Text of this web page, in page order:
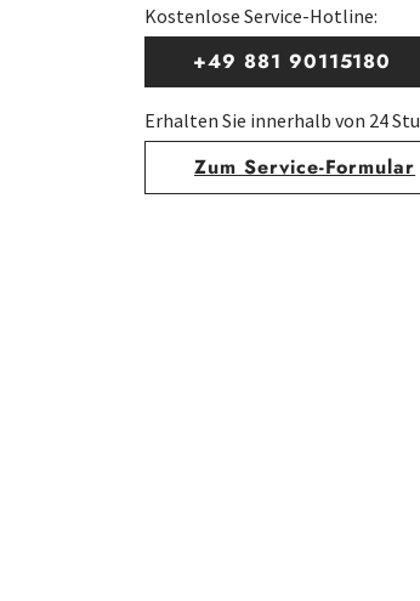
Kostenlose Service-Hotline:
+49 881 90115180
Erhalten Sie innerhalb von 24
Zum Service-Formular